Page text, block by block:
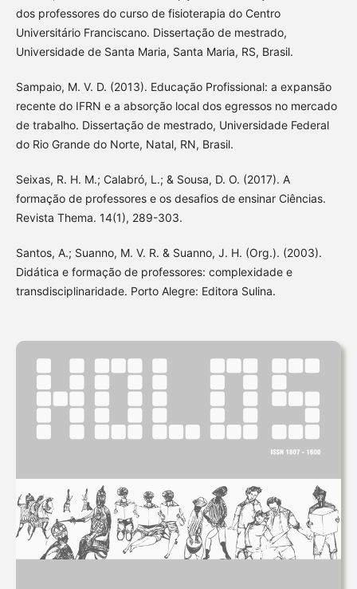
dos professores do curso de fisioterapia do Centro
Universitário Franciscano. Dissertação de mestrado,
Universidade de Santa Maria, Santa Maria, RS, Brasil.
Sampaio, M. V. D. (2013). Educação Profissional: a expansão
recente do IFRN e a absorção local dos egressos no mercado
de trabalho. Dissertação de mestrado, Universidade Federal
do Rio Grande do Norte, Natal, RN, Brasil.
Seixas, R. H. M.; Calabró, L.; & Sousa, D. O. (2017). A
formação de professores e os desafios de ensinar Ciências.
Revista Thema. 14(1), 289-303.
Santos, A.; Suanno, M. V. R. & Suanno, J. H. (Org.). (2003).
Didática e formação de professores: complexidade e
transdisciplinaridade. Porto Alegre: Editora Sulina.